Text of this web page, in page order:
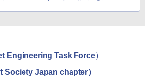
Engineering Task Force）
Society Japan chapter）